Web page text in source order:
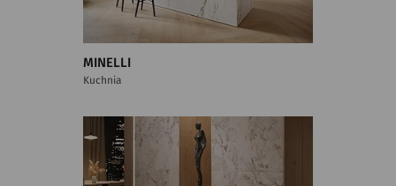
MINELLI
Kuchnia